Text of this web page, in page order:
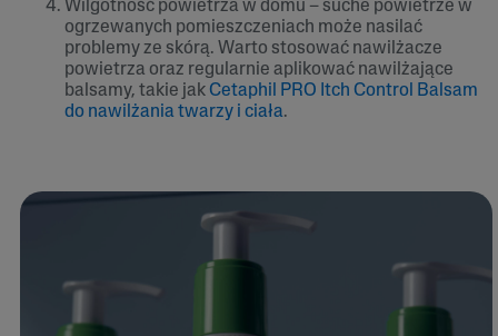
Wilgotność powietrza w domu – suche powietrze w
ogrzewanych pomieszczeniach może nasilać
problemy ze skórą. Warto stosować nawilżacze
powietrza oraz regularnie aplikować nawilżające
balsamy, takie jak Cetaphil PRO Itch Control Balsam
do nawilżania twarzy i ciała.